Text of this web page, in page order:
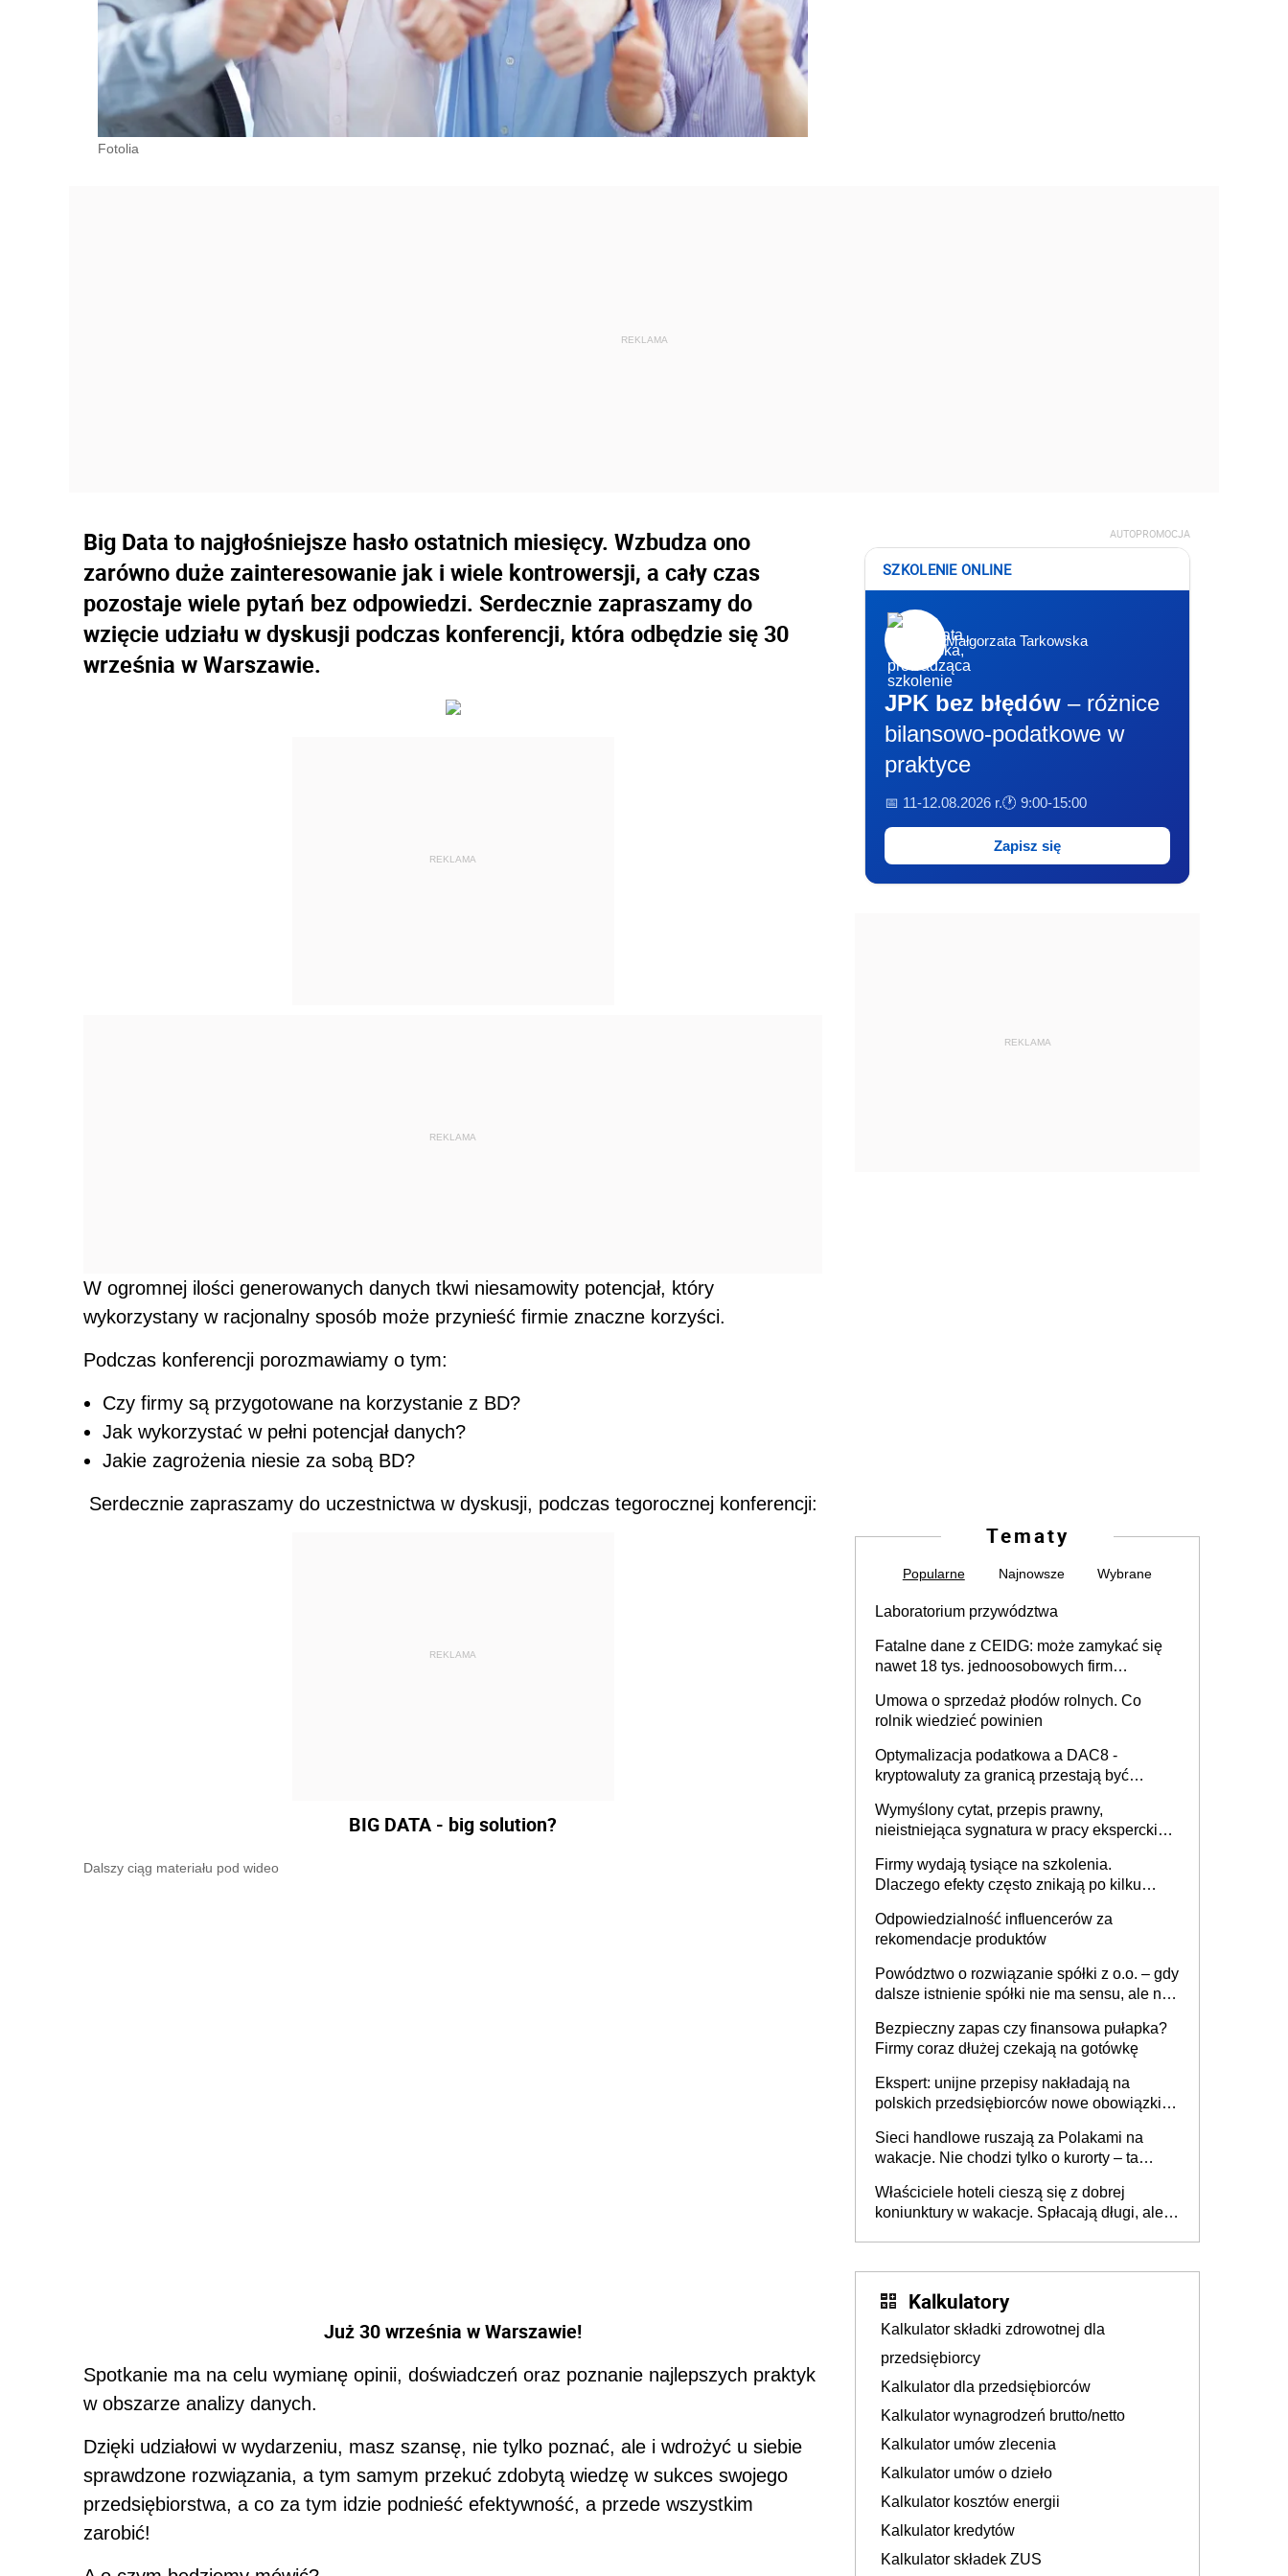
Fotolia
Big Data to najgłośniejsze hasło ostatnich miesięcy. Wzbudza ono
zarówno duże zainteresowanie jak i wiele kontrowersji, a cały czas
pozostaje wiele pytań bez odpowiedzi. Serdecznie zapraszamy do
wzięcie udziału w dyskusji podczas konferencji, która odbędzie się 30
września w Warszawie.
REKLAMA
REKLAMA
W ogromnej ilości generowanych danych tkwi niesamowity potencjał, który
wykorzystany w racjonalny sposób może przynieść firmie znaczne korzyści.
Podczas konferencji porozmawiamy o tym:
Czy firmy są przygotowane na korzystanie z BD?
Jak wykorzystać w pełni potencjał danych?
Jakie zagrożenia niesie za sobą BD?
Serdecznie zapraszamy do uczestnictwa w dyskusji, podczas tegorocznej konferencji:
REKLAMA
BIG DATA - big solution?
Dalszy ciąg materiału pod wideo
Już 30 września w Warszawie!
Spotkanie ma na celu wymianę opinii, doświadczeń oraz poznanie najlepszych praktyk
w obszarze analizy danych.
Dzięki udziałowi w wydarzeniu, masz szansę, nie tylko poznać, ale i wdrożyć u siebie
sprawdzone rozwiązania, a tym samym przekuć zdobytą wiedzę w sukces swojego
przedsiębiorstwa, a co za tym idzie podnieść efektywność, a przede wszystkim
zarobić!
AUTOPROMOCJA
SZKOLENIE ONLINE
Małgorzata Tarkowska
JPK bez błędów – różnice
bilansowo-podatkowe w
praktyce
📅 11-12.08.2026 r.🕐 9:00-15:00
Zapisz się
REKLAMA
Tematy
Popularne Najnowsze Wybrane
Laboratorium przywództwa
Fatalne dane z CEIDG: może zamykać się
nawet 18 tys. jednoosobowych firm
Umowa o sprzedaż płodów rolnych. Co
rolnik wiedzieć powinien
Optymalizacja podatkowa a DAC8 -
kryptowaluty za granicą przestają być
Wymyślony cytat, przepis prawny,
nieistniejąca sygnatura w pracy eksperckiej -
firmie
Firmy wydają tysiące na szkolenia.
Dlaczego efekty często znikają po kilku
Odpowiedzialność influencerów za
rekomendacje produktów
Powództwo o rozwiązanie spółki z o.o. – gdy
dalsze istnienie spółki nie ma sensu, ale nie
Bezpieczny zapas czy finansowa pułapka?
Firmy coraz dłużej czekają na gotówkę
Ekspert: unijne przepisy nakładają na
polskich przedsiębiorców nowe obowiązki w
Sieci handlowe ruszają za Polakami na
wakacje. Nie chodzi tylko o kurorty – ta
tam, gdzie wielu spędzi urlop po cichu
Właściciele hoteli cieszą się z dobrej
koniunktury w wakacje. Spłacają długi, ale
Kalkulatory
Kalkulator składki zdrowotnej dla
przedsiębiorcy
Kalkulator dla przedsiębiorców
Kalkulator wynagrodzeń brutto/netto
Kalkulator umów zlecenia
Kalkulator umów o dzieło
Kalkulator kosztów energii
Kalkulator kredytów
Kalkulator składek ZUS